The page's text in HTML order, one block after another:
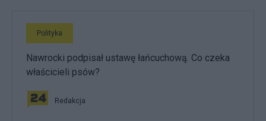
Polityka
Nawrocki podpisał ustawę łańcuchową. Co czeka
właścicieli psów?
Redakcja